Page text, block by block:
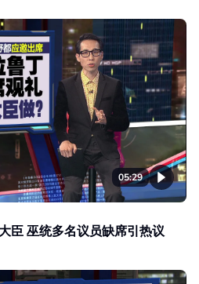
05:29
臣 巫统多名议员缺席引热议